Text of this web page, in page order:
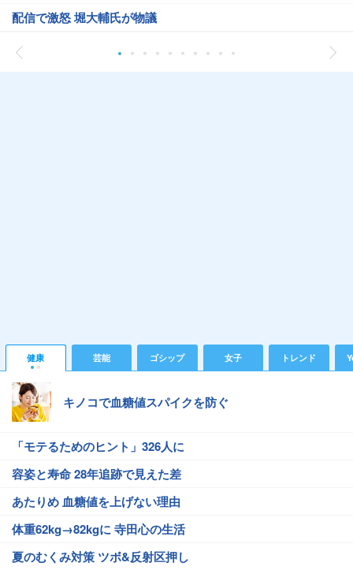
配信で激怒 堀大輔氏が物議
健康 芸能 ゴシップ 女子 トレンド
キノコで血糖値スパイクを防ぐ
「モテるためのヒント」326人に
容姿と寿命 28年追跡で見えた差
あたりめ 血糖値を上げない理由
体重62kg→82kgに 寺田心の生活
夏のむくみ対策 ツボ&反射区押し